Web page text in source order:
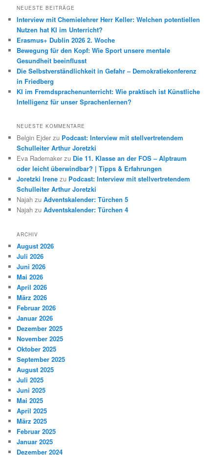
h
n
NEUESTE BEITRÄGE
Interview mit Chemielehrer Herr Keller: Welchen potentiellen
Nutzen hat KI im Unterricht?
Erasmus+ Dublin 2026 2. Woche
Bewegung für den Kopf: Wie Sport unsere mentale
Gesundheit beeinflusst
Die Selbstverständlichkeit in Gefahr – Demokratiekonferenz
in Friedberg
KI im Fremdsprachenunterricht: Wie praktisch ist Künstliche
Intelligenz für unser Sprachenlernen?
NEUESTE KOMMENTARE
Belgin Ejder zu Podcast: Interview mit stellvertretendem
Schulleiter Arthur Joretzki
Eva Rademaker zu Die 11. Klasse an der FOS – Alptraum
oder leicht überwindbar? | Tipps & Erfahrungen
Joretzki Irene zu Podcast: Interview mit stellvertretendem
Schulleiter Arthur Joretzki
Najah zuAdventskalender: Türchen 5
Najah zuAdventskalender: Türchen 4
ARCHIV
August 2026
Juli 2026
Juni 2026
Mai 2026
April 2026
März 2026
Februar 2026
Januar 2026
Dezember 2025
November 2025
Oktober 2025
September 2025
August 2025
Juli 2025
Juni 2025
Mai 2025
April 2025
März 2025
Februar 2025
Januar 2025
Dezember 2024